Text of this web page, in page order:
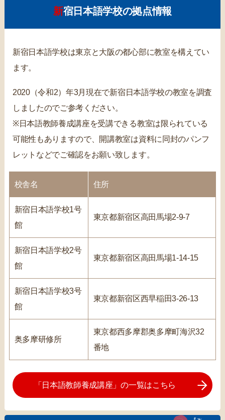
新宿日本語学校の拠点情報
新宿日本語学校は東京と大阪の都心部に教室を構えてい
ます。
2020（令和2）年3月現在で新宿日本語学校の教室を調査
しましたのでご参考ください。
※日本語教師養成講座を受講できる教室は限られている
可能性もありますので、開講教室は資料に同封のパンフ
レットなどでご確認をお願い致します。
校舎名 住所
新宿日本語学校1号
館
東京都新宿区高田馬場2-9-7
新宿日本語学校2号
館
東京都新宿区高田馬場1-14-15
新宿日本語学校3号
館
東京都新宿区西早稲田3-26-13
奥多摩研修所
東京都西多摩郡奥多摩町海沢32
番地
「日本語教師養成講座」の一覧はこちら